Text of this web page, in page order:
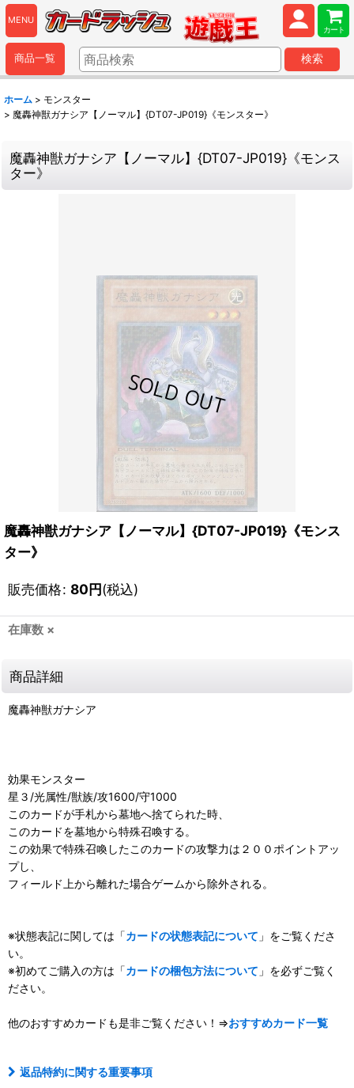
MENU
カート
商品一覧 検索
ホーム > モンスター
> 魔轟神獣ガナシア【ノーマル】{DT07-JP019}《モンスター》
魔轟神獣ガナシア【ノーマル】{DT07-JP019}《モンス
ター》
魔轟神獣ガナシア【ノーマル】{DT07-JP019}《モンス
ター》
販売価格: 80円(税込)
在庫数 ×
商品詳細
魔轟神獣ガナシア
効果モンスター
星３/光属性/獣族/攻1600/守1000
このカードが手札から墓地へ捨てられた時、
このカードを墓地から特殊召喚する。
この効果で特殊召喚したこのカードの攻撃力は２００ポイントアッ
プし、
フィールド上から離れた場合ゲームから除外される。
※状態表記に関しては「カードの状態表記について 」をご覧くださ
い。
※初めてご購入の方は「カードの梱包方法について 」を必ずご覧く
ださい。
他のおすすめカードも是非ご覧ください！⇒おすすめカード一覧
返品特約に関する重要事項